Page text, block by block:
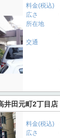
料金(税込)
広さ
所在地
交通
田元町2丁目店
料金(税込)
広さ